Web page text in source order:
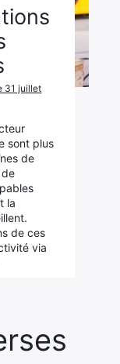
31 juillet
sont plus
de
la
de ces
via